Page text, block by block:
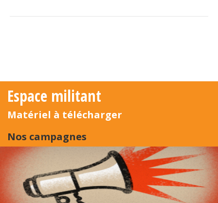
Espace militant
Matériel à télécharger
Nos campagnes